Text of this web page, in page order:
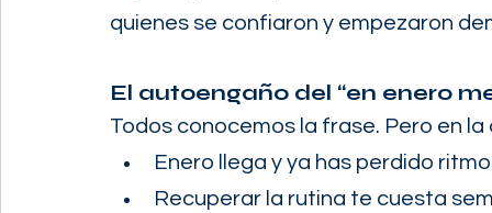
quienes se confiaron y empezaron
El autoengaño del “en enero
Todos conocemos la frase. Pero en
Enero llega y ya has perdido
Recuperar la rutina te cuesta